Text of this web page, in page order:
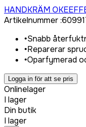
HANDKRÄM
Artikelnummer:
•Snabb
•Reparerar
•Oparfymerad
Logga in för att se pris
Onlinelager
I lager
Din butik
I lager